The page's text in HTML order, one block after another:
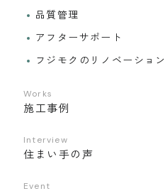
品質管理
アフターサポート
フジモクのリノベーション
Works
施工事例
Interview
住まい手の声
Event